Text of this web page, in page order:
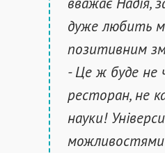
дуже любить
позитивним
- Це ж буде не
ресторан, не
науки!